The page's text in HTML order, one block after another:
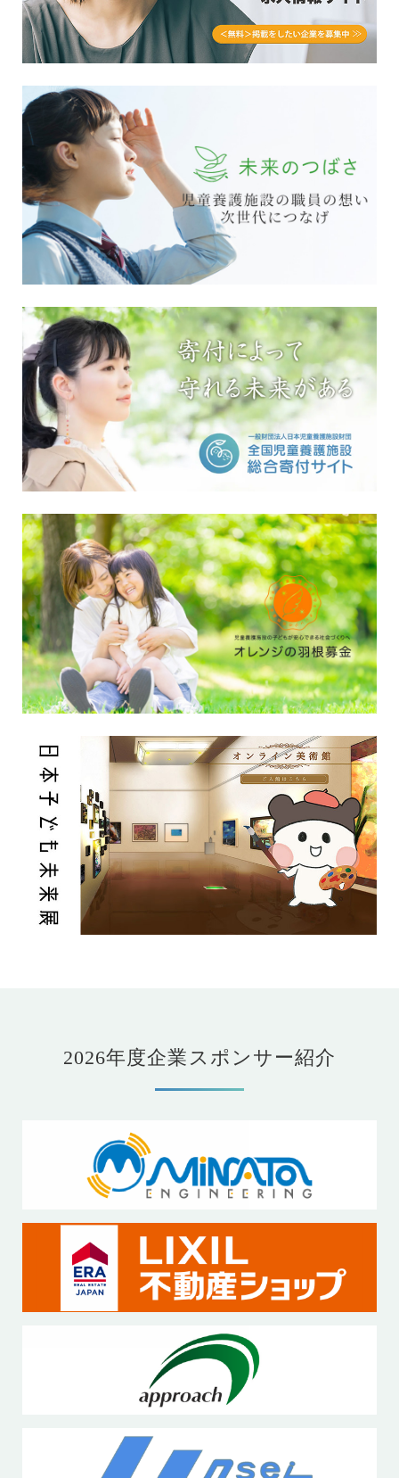
2026年度企業スポンサー紹介